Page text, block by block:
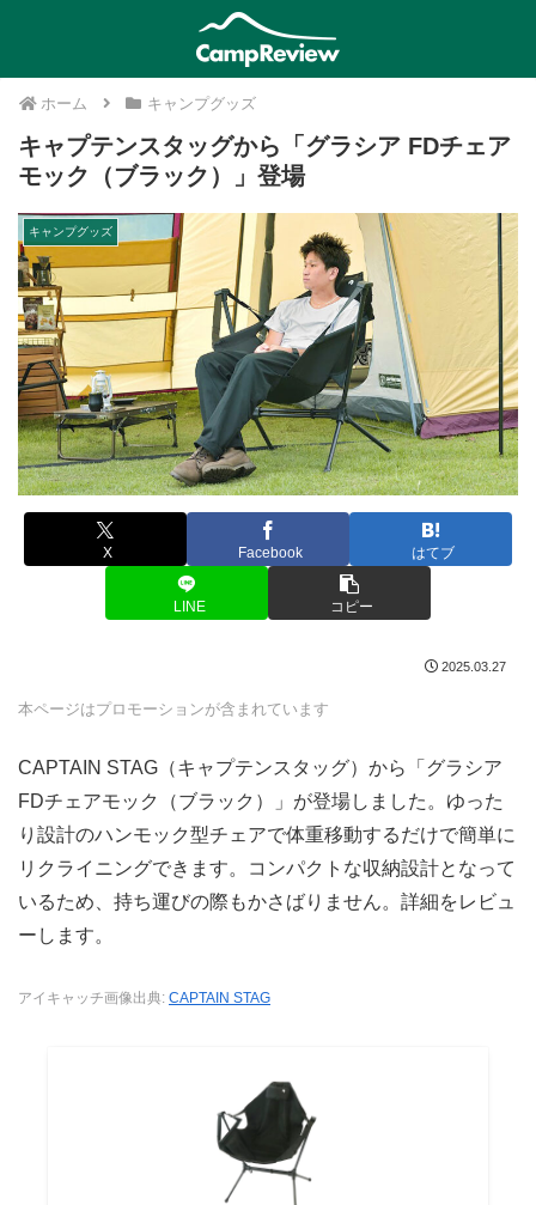
ホーム キャンプグッズ
キャプテンスタッグから「グラシア FDチェア
モック（ブラック）」登場
キャンプグッズ
X Facebook はてブ
LINE コピー
2025.03.27
本ページはプロモーションが含まれています
CAPTAIN STAG（キャプテンスタッグ）から「グラシア
FDチェアモック（ブラック）」が登場しました。ゆった
り設計のハンモック型チェアで体重移動するだけで簡単に
リクライニングできます。コンパクトな収納設計となって
いるため、持ち運びの際もかさばりません。詳細をレビュ
ーします。
アイキャッチ画像出典: CAPTAIN STAG